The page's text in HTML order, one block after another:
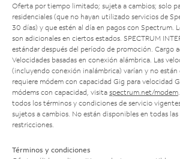
Oferta por tiempo limitado; sujeta a cambios; solo
residenciales (que no hayan utilizado servicios de
30 días) y que estén al día en pagos con Spectrum.
son adicionales en ciertos estados. SPECTRUM
estándar después del período de promoción. Cargo
Velocidades basadas en conexión alámbrica. Las
(incluyendo conexión inalámbrica) varían y no están
requiere módem con capacidad Gig para velocidad
módems con capacidad, visita spectrum.net/modem
todos los términos y condiciones de servicio
sujetos a cambios. No están disponibles en todas las
restricciones.
Términos y condiciones